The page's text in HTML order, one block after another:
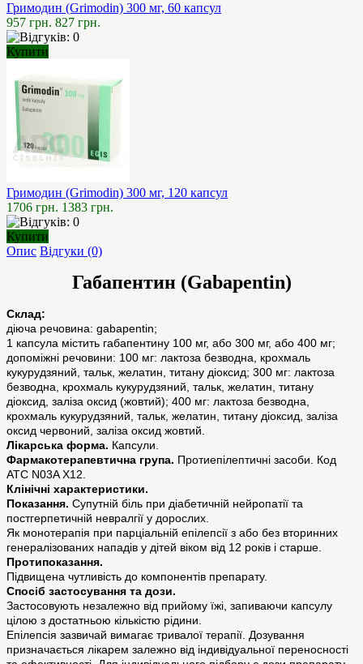
Гримодин (Grimodin) 300 мг, 60 капсул
957 грн. 827 грн.
Купити
Гримодин (Grimodin) 300 мг, 120 капсул
1706 грн. 1383 грн.
Купити
Опис Відгуки (0)
Габапентин (Gabapentin)
Склад:
діюча речовина: gabapentin;
1 капсула містить габапентину 100 мг, або 300 мг, або 400 мг;
допоміжні речовини: 100 мг: лактоза безводна, крохмаль
кукурудзяний, тальк, желатин, титану діоксид; 300 мг: лактоза
безводна, крохмаль кукурудзяний, тальк, желатин, титану
діоксид, заліза оксид (жовтий); 400 мг: лактоза безводна,
крохмаль кукурудзяний, тальк, желатин, титану діоксид, заліза
оксид червоний, заліза оксид жовтий.
Лікарська форма. Капсули.
Фармакотерапевтична група. Протиепілептичні засоби. Код
АТС N03A X12.
Клінічні характеристики.
Показання. Cупутній біль при діабетичній нейропатії та
постгерпетичній невралгії у дорослих.
Як монотерапія при парціальній епілепсії з або без вторинних
генералізованих нападів у дітей віком від 12 років і старше.
Протипоказання.
Підвищена чутливість до компонентів препарату.
Спосіб застосування та дози.
Застосовують незалежно від прийому їжі, запиваючи капсулу
цілою з достатньою кількістю рідини.
Епілепсія зазвичай вимагає тривалої терапії. Дозування
призначається лікарем залежно від індивідуальної переносності